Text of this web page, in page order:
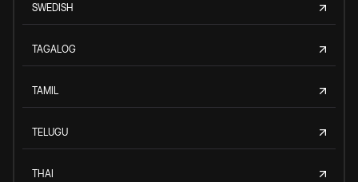
SWEDISH
TAGALOG
TAMIL
TELUGU
THAI